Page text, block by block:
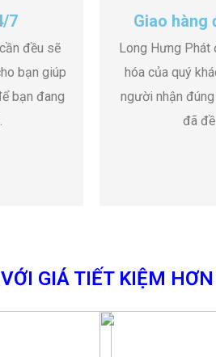
7
đều sẽ
bạn giúp
bạn đang
Giao hàng
Long Hưng Phát
hóa của quý
người nhận
đã đề
GIÁ TIẾT KIỆM